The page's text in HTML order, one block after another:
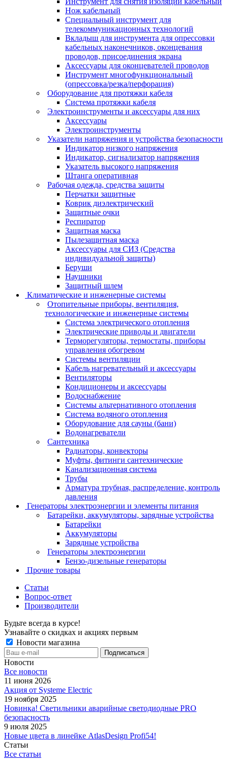
Нож кабельный
Специальный инструмент для
телекоммуникационных технологий
Вкладыш для инструмента для опрессовки
кабельных наконечников, оконцевания
проводов, присоединения экрана
Аксессуары для оконцевателей проводов
Инструмент многофункциональный
(опрессовка/резка/перфорация)
Оборудование для протяжки кабеля
Система протяжки кабеля
Электроинструменты и аксессуары для них
Аксессуары
Электроинструменты
Указатели напряжения и устройства безопасности
Индикатор низкого напряжения
Индикатор, сигнализатор напряжения
Указатель высокого напряжения
Штанга оперативная
Рабочая одежда, средства защиты
Перчатки защитные
Коврик диэлектрический
Защитные очки
Респиратор
Защитная маска
Пылезащитная маска
Аксессуары для СИЗ (Средства
индивидуальной защиты)
Беруши
Наушники
Защитный шлем
Климатические и инженерные системы
Отопительные приборы, вентиляция,
технологические и инженерные системы
Система электрического отопления
Электрические приводы и двигатели
Терморегуляторы, термостаты, приборы
управления обогревом
Системы вентиляции
Кабель нагревательный и аксессуары
Вентиляторы
Кондиционеры и аксессуары
Водоснабжение
Системы альтернативного отопления
Система водяного отопления
Оборудование для сауны (бани)
Водонагреватели
Сантехника
Радиаторы, конвекторы
Муфты, фитинги сантехнические
Канализационная система
Трубы
Арматура трубная, распределение, контроль
давления
Генераторы электроэнергии и элементы питания
Батарейки, аккумуляторы, зарядные устройства
Батарейки
Аккумуляторы
Зарядные устройства
Генераторы электроэнергии
Бензо-дизельные генераторы
Прочие товары
Статьи
Вопрос-ответ
Производители
Будьте всегда в курсе!
Узнавайте о скидках и акциях первым
Новости магазина
Новости
Все новости
11 июня 2026
Акция от Systeme Electric
19 ноября 2025
Новинка! Светильники аварийные светодиодные PRO
безопасность
9 июля 2025
Новые цвета в линейке AtlasDesign Profi54!
Статьи
Все статьи